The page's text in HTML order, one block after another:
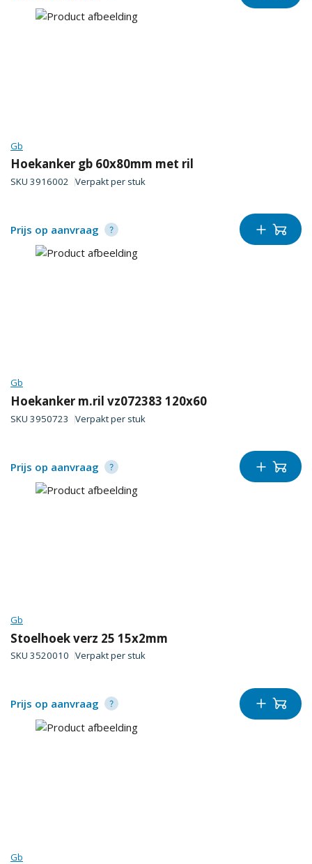
Gb
Hoekanker gb 60x80mm met ril
SKU 3916002 Verpakt per stuk
Prijs op aanvraag
Gb
Hoekanker m.ril vz072383 120x60
SKU 3950723 Verpakt per stuk
Prijs op aanvraag
Gb
Stoelhoek verz 25 15x2mm
SKU 3520010 Verpakt per stuk
Prijs op aanvraag
Gb